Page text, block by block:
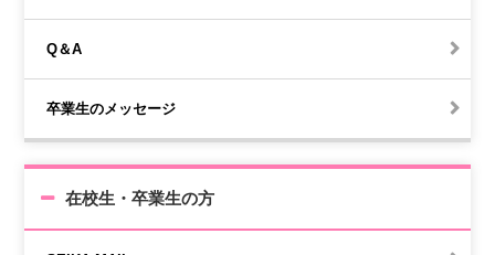
Q＆A
卒業生のメッセージ
在校生・卒業生の方